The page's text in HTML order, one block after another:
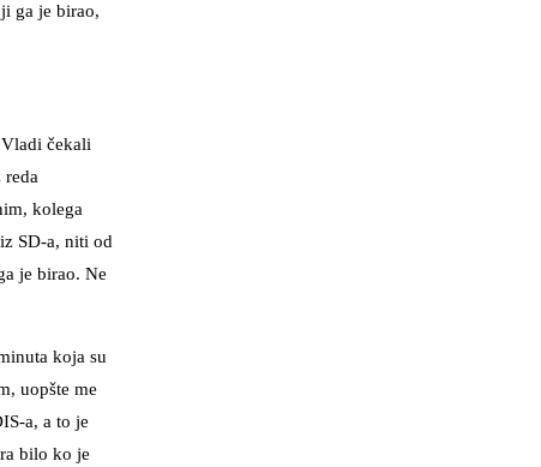
ga je birao,
čekali
reda
kolega
SD-a, niti od
je birao. Ne
koja su
uopšte me
a, a to je
bilo ko je